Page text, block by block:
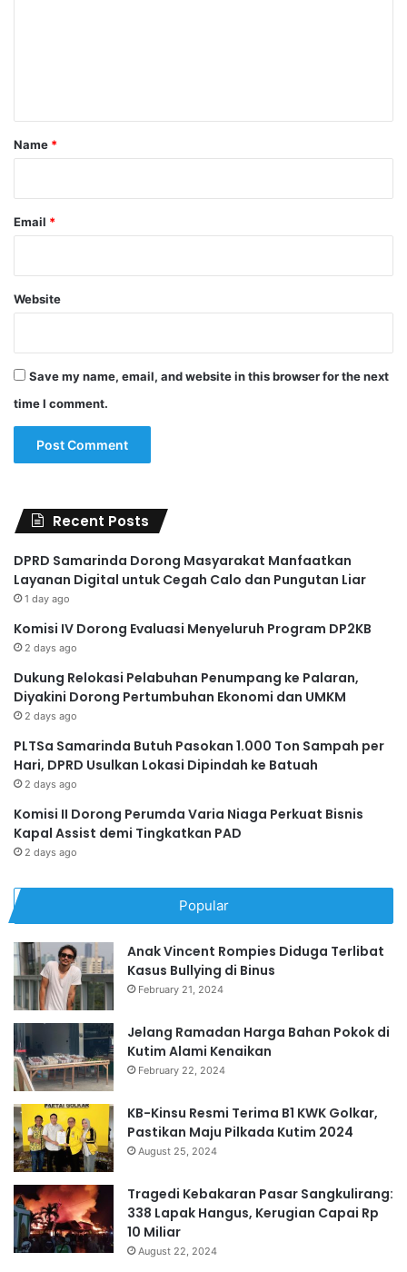
*
Name *
Email *
Website
Save my name, email, and website in this browser for the next
time I comment.
Recent Posts
DPRD Samarinda Dorong Masyarakat Manfaatkan
Layanan Digital untuk Cegah Calo dan Pungutan Liar
1 day ago
Komisi IV Dorong Evaluasi Menyeluruh Program DP2KB
2 days ago
Dukung Relokasi Pelabuhan Penumpang ke Palaran,
Diyakini Dorong Pertumbuhan Ekonomi dan UMKM
2 days ago
PLTSa Samarinda Butuh Pasokan 1.000 Ton Sampah per
Hari, DPRD Usulkan Lokasi Dipindah ke Batuah
2 days ago
Komisi II Dorong Perumda Varia Niaga Perkuat Bisnis
Kapal Assist demi Tingkatkan PAD
2 days ago
Popular
Anak Vincent Rompies Diduga Terlibat
Kasus Bullying di Binus
February 21, 2024
Jelang Ramadan Harga Bahan Pokok di
Kutim Alami Kenaikan
February 22, 2024
KB-Kinsu Resmi Terima B1 KWK Golkar,
Pastikan Maju Pilkada Kutim 2024
August 25, 2024
Tragedi Kebakaran Pasar Sangkulirang:
338 Lapak Hangus, Kerugian Capai Rp
10 Miliar
August 22, 2024